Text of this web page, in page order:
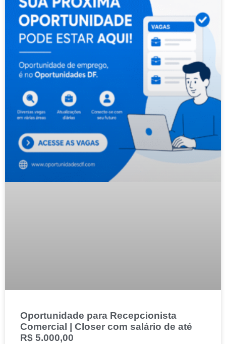
Oportunidade para Recepcionista
Comercial | Closer com salário de até
R$ 5.000,00